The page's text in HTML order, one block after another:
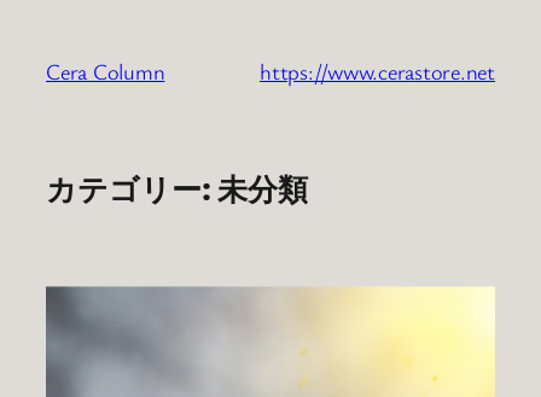
Cera Column https://www.cerastore.net
カテゴリー:未分類